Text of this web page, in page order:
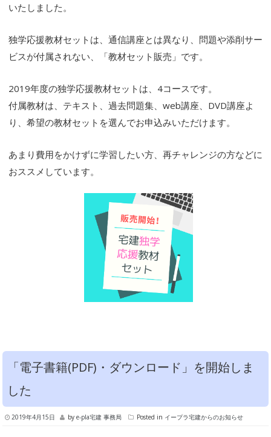
いたしました。
独学応援教材セットは、通信講座とは異なり、問題や添削サー
ビスが付属されない、「教材セット販売」です。
2019年度の独学応援教材セットは、4コースです。
付属教材は、テキスト、過去問題集、web講座、DVD講座よ
り、希望の教材セットを選んでお申込みいただけます。
あまり費用をかけずに学習したい方、再チャレンジの方などに
おススメしています。
「電子書籍(PDF)・ダウンロード」を開始しま
した
2019年4月15日 by e-pla宅建 事務局 Posted in イープラ宅建からのお知らせ